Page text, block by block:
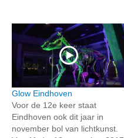
Glow Eindhoven
Voor de 12e keer staat
Eindhoven ook dit jaar in
november bol van lichtkunst.